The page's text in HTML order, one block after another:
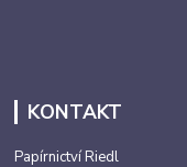
KONTAKT
Papírnictví Riedl